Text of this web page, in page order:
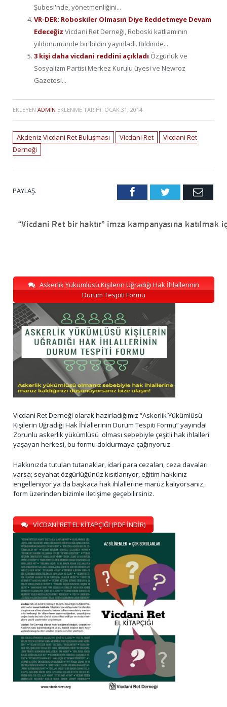
Şubesi'nde, yönetmenliğini...
VR-DER: Roboskiler Olmasın Diye Reddetmeye Devam
Edeceğiz Vicdani Ret Derneği, Roboski katliamının
yıldönümünde bir bildiri yayınladı. Bildiride...
3 kişi daha vicdani reddini açıkladı Özgürlük ve
Sosyalizm Partisi Merkez Kurulu üyesi ve Newroz
Gazetesi...
EKLEYEN ADMIN EKLENME TARIHI: OCAK 31, 2014
Akdeniz Vicdani Ret Buluşması Vicdani Ret
Vicdani Ret
Derneği
PAYLAŞ. FacebookTwitter Email
Askerlik Yükümlüsü Kişilerin Uğradığı Hak İhlallerinin
Durum Tespiti Formu
Vicdani Ret Derneği olarak hazırladığımız “Askerlik Yükümlüsü
Kişilerin Uğradığı Hak İhlallerinin Durum Tespiti Formu” yayında!
Zorunlu askerlik yükümlüsü olması sebebiyle çeşitli hak ihlalleri
yaşayan herkesi, bu formu doldurmaya çağırıyoruz.
Hakkınızda tutulan tutanaklar, idari para cezaları, ceza davaları
varsa; seyahat özgürlüğünüz kısıtlanıyor, eğitim hakkınız
engelleniyor ya da başkaca hak ihlallerine maruz kalıyorsanız,
form üzerinden bizimle iletişime geçebilirsiniz.
VİCDANİ RET EL KİTAPÇIĞI (PDF İNDİR)